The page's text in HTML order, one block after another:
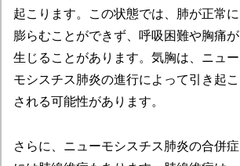
起こります。この状態では、肺が正常に
膨らむことができず、呼吸困難や胸痛が
生じることがあります。気胸は、ニュー
モシスチス肺炎の進行によって引き起こ
される可能性があります。
さらに、ニューモシスチス肺炎の合併症